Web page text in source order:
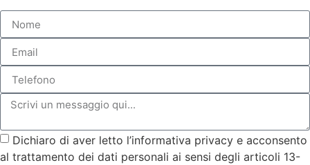
Dichiaro di aver letto l’informativa privacy e acconsento
al trattamento dei dati personali ai sensi degli articoli 13-